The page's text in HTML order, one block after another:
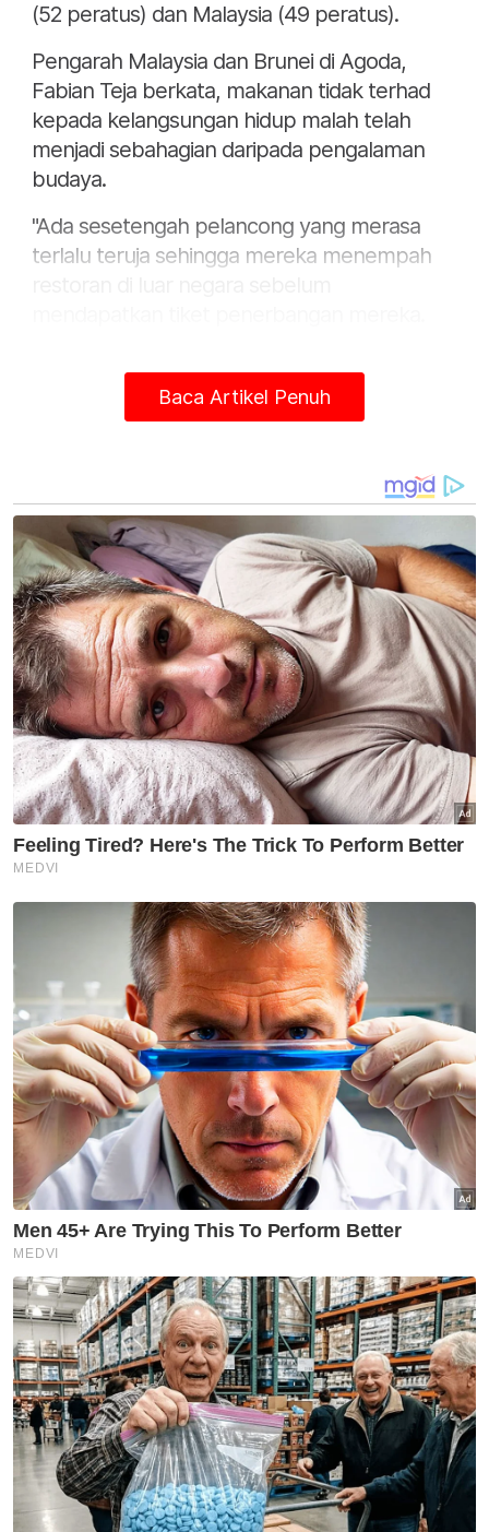
(52 peratus) dan Malaysia (49 peratus).
Pengarah Malaysia dan Brunei di Agoda,
Fabian Teja berkata, makanan tidak terhad
kepada kelangsungan hidup malah telah
menjadi sebahagian daripada pengalaman
budaya.
"Ada sesetengah pelancong yang merasa
terlalu teruja sehingga mereka menempah
bahawa para pelancong mencari destinasi
untuk menikmati makanan dan tradisi
"Agoda berbangga untuk membawakan
tawaran bernilai hebat ke destinasi syurga
makanan agar anda dapat menjimatkan
wang untuk dibelanjakan ke atas hidangan
tempatan yang lazat," katanya dalam satu
kenyataan pada Khamis.
Tinjauan dilakukan pada 1 hingga 19 Ogos
2024 itu melibatkan lebih 4,000 responden
yang menempah destinasi percutian mereka
di sepuluh negara pasaran Agoda.
Ini termasuk Indonesia, India, Jepun, Korea,
Malaysia, Filipina, Singapura, Taiwan, Thailand
dan Vietnam.
Artikel Berkaitan:
Video tular peniaga cuci kuali guna air longkang
bukan di Shah Alam - MBSA
24 tahun Shah Alam terus cemerlang
'Syurga makanan' pelancong asing di Bukit Bintang
digempur
Sementara itu, menurut Agoda, hasil tinjauan
sama juga mendapati Malaysia menjadi
destinasi paling dikunjungi oleh pencinta
makanan dari Singapura.
Baca Artikel Penuh